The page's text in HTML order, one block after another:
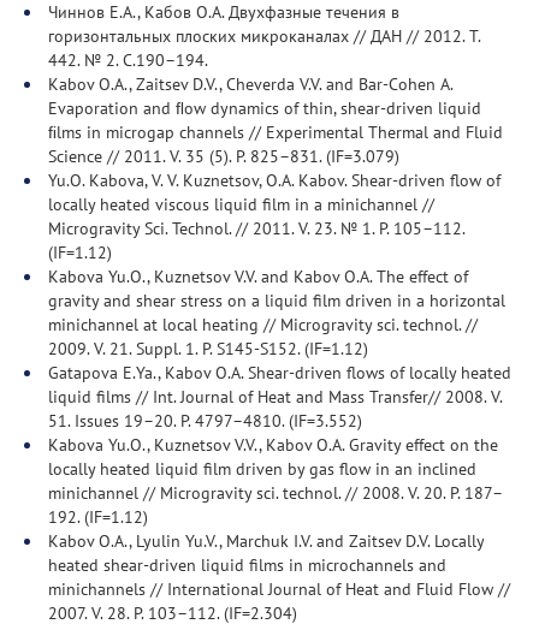
Чиннов Е.А., Кабов О.А. Двухфазные течения в
горизонтальных плоских микроканалах // ДАН // 2012. Т.
442. № 2. С.190–194.
Kabov O.A., Zaitsev D.V., Cheverda V.V. and Bar-Cohen A.
Evaporation and ﬂow dynamics of thin, shear-driven liquid
ﬁlms in microgap channels // Experimental Thermal and Fluid
Science // 2011. V. 35 (5). P. 825–831. (IF=3.079)
Yu.O. Kabova, V. V. Kuznetsov, O.A. Kabov. Shear-driven flow of
locally heated viscous liquid film in a minichannel //
Microgravity Sci. Technol. // 2011. V. 23. № 1. P. 105–112.
(IF=1.12)
Kabova Yu.O., Kuznetsov V.V. and Kabov O.A. The effect of
gravity and shear stress on a liquid film driven in a horizontal
minichannel at local heating // Microgravity sci. technol. //
2009. V. 21. Suppl. 1. P. S145-S152. (IF=1.12)
Gatapova E.Ya., Kabov O.A. Shear-driven flows of locally heated
liquid films // Int. Journal of Heat and Mass Transfer// 2008. V.
51. Issues 19–20. Р. 4797–4810. (IF=3.552)
Kabova Yu.O., Kuznetsov V.V., Kabov O.A. Gravity effect on the
locally heated liquid film driven by gas flow in an inclined
minichannel // Microgravity sci. technol. // 2008. V. 20. Р. 187–
192. (IF=1.12)
Kabov O.A., Lyulin Yu.V., Marchuk I.V. and Zaitsev D.V. Locally
heated shear-driven liquid films in microchannels and
minichannels // International Journal of Heat and Fluid Flow //
2007. V. 28. Р. 103–112. (IF=2.304)